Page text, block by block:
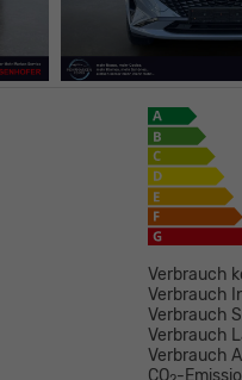
Verbrauch
Verbrauch
Verbrauch
Verbrauch
Verbrauch
CO -